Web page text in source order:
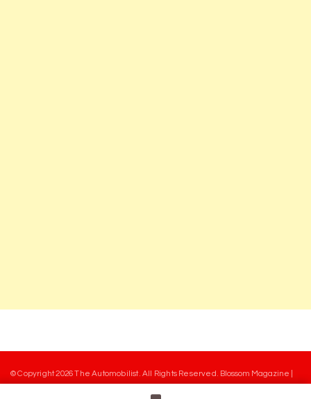
© Copyright 2026The Automobilist. All Rights Reserved. Blossom Magazine |